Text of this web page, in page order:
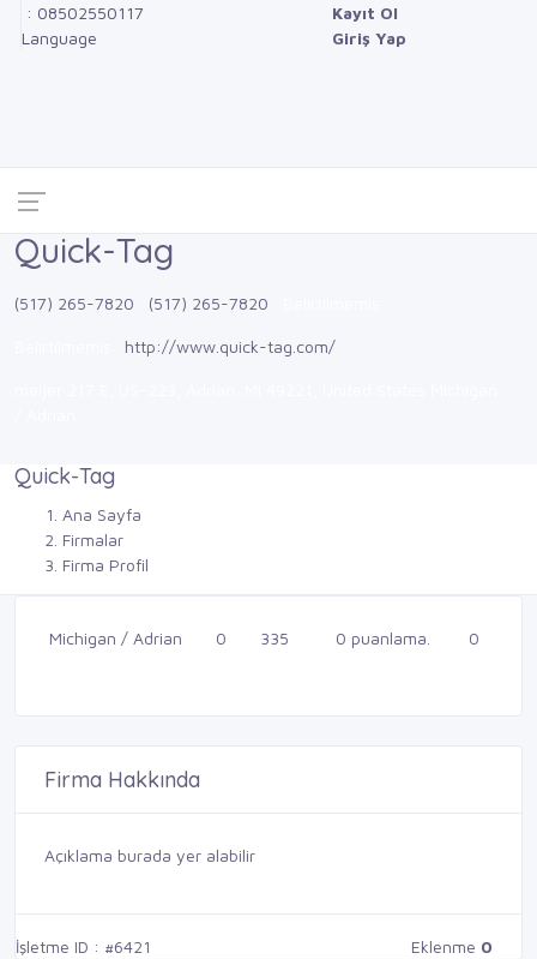
: 08502550117
Language
Kayıt Ol
Giriş Yap
Quick-Tag
(517) 265-7820 (517) 265-7820
http://www.quick-tag.com/
Quick-Tag
Ana Sayfa
Firmalar
Firma Profil
Michigan / Adrian 0 335 0 puanlama. 0
Firma Hakkında
Açıklama burada yer alabilir
İşletme ID : #6421 Eklenme 0